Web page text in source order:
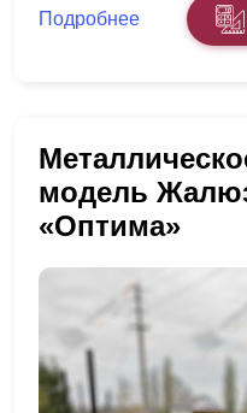
Подробнее
модель
«Оптима»